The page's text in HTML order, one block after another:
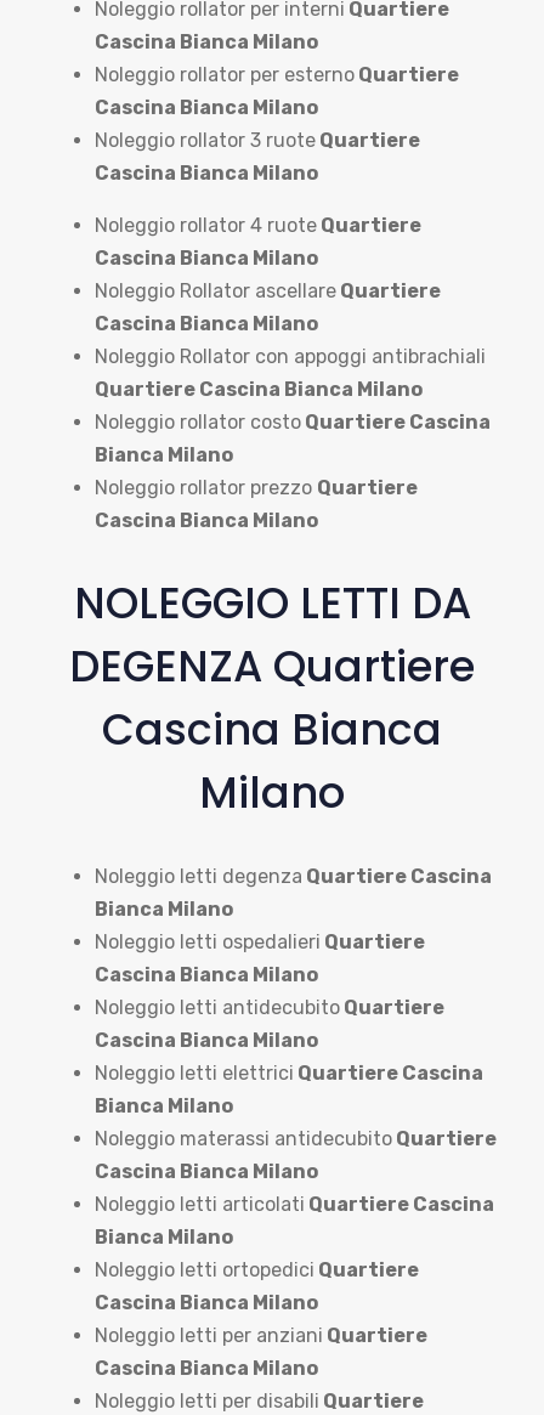
Noleggio rollator per interni Quartiere
Cascina Bianca Milano
Noleggio rollator per esterno Quartiere
Cascina Bianca Milano
Noleggio rollator 3 ruote Quartiere
Cascina Bianca Milano
Noleggio rollator 4 ruote Quartiere
Cascina Bianca Milano
Noleggio Rollator ascellare Quartiere
Cascina Bianca Milano
Noleggio Rollator con appoggi antibrachiali
Quartiere Cascina Bianca Milano
Noleggio rollator costo Quartiere Cascina
Bianca Milano
Noleggio rollator prezzo Quartiere
Cascina Bianca Milano
NOLEGGIO LETTI DA
DEGENZA Quartiere
Cascina Bianca
Milano
Noleggio letti degenza Quartiere Cascina
Bianca Milano
Noleggio letti ospedalieri Quartiere
Cascina Bianca Milano
Noleggio letti antidecubito Quartiere
Cascina Bianca Milano
Noleggio letti elettrici Quartiere Cascina
Bianca Milano
Noleggio materassi antidecubito Quartiere
Cascina Bianca Milano
Noleggio letti articolati Quartiere Cascina
Bianca Milano
Noleggio letti ortopedici Quartiere
Cascina Bianca Milano
Noleggio letti per anziani Quartiere
Cascina Bianca Milano
Noleggio letti per disabili Quartiere